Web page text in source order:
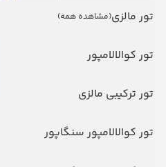
تور مالزی(مشاهده همه)
تور کوالالامپور
تور ترکیبی مالزی
تور کوالالامپور سنگاپور